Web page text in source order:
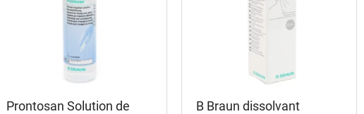
Prontosan Solution de
B Braun dissolvant